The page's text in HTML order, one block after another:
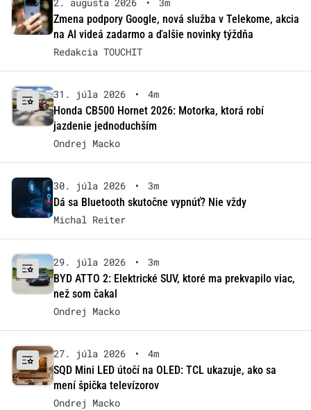
Zmena podpory Google, nová služba v Telekome, akcia
na AI videá zadarmo a ďalšie novinky týždňa
Redakcia TOUCHIT
31. júla 2026 •
4m
Honda CB500 Hornet 2026: Motorka, ktorá robí
jazdenie jednoduchším
Ondrej Macko
30. júla 2026 •
3m
Dá sa Bluetooth skutočne vypnúť? Nie vždy
Michal Reiter
29. júla 2026 •
3m
BYD ATTO 2: Elektrické SUV, ktoré ma prekvapilo viac,
než som čakal
Ondrej Macko
27. júla 2026 •
4m
SQD Mini LED útočí na OLED: TCL ukazuje, ako sa
mení špička televízorov
Ondrej Macko